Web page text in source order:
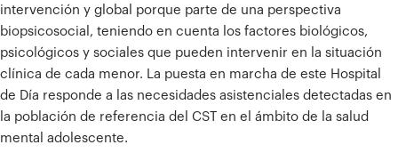
intervención y global porque parte de una perspectiva
biopsicosocial, teniendo en cuenta los factores biológicos,
psicológicos y sociales que pueden intervenir en la situación
clínica de cada menor. La puesta en marcha de este Hospital
de Día responde a las necesidades asistenciales detectadas en
la población de referencia del CST en el ámbito de la salud
mental adolescente.